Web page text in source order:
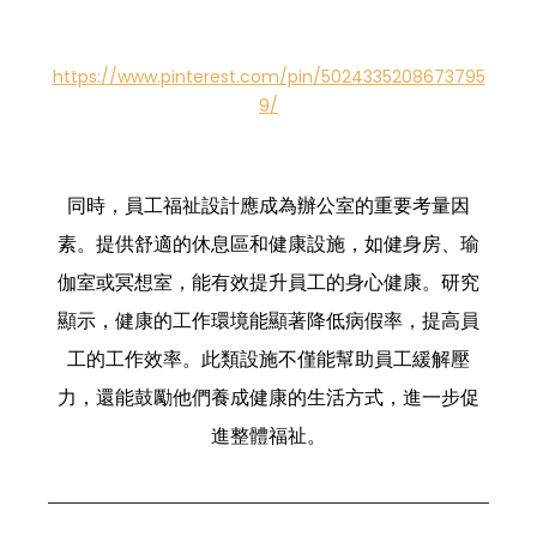
https://www.pinterest.com/pin/5024335208673795
9/
同時，員工福祉設計應成為辦公室的重要考量因
素。提供舒適的休息區和健康設施，如健身房、瑜
伽室或冥想室，能有效提升員工的身心健康。研究
顯示，健康的工作環境能顯著降低病假率，提高員
工的工作效率。此類設施不僅能幫助員工緩解壓
力，還能鼓勵他們養成健康的生活方式，進一步促
進整體福祉。